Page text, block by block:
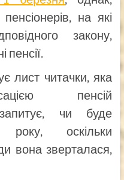
на які
закону,
лист читачки, яка
пенсій
чи буде
року, оскільки
вона зверталася,